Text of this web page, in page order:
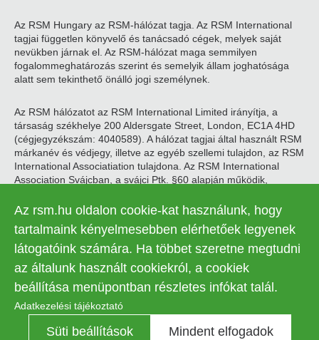
Az RSM Hungary az RSM-hálózat tagja. Az RSM International
tagjai független könyvelő és tanácsadó cégek, melyek saját
nevükben járnak el. Az RSM-hálózat maga semmilyen
fogalommeghatározás szerint és semelyik állam joghatósága
alatt sem tekinthető önálló jogi személynek.
Az RSM hálózatot az RSM International Limited irányítja, a
társaság székhelye 200 Aldersgate Street, London, EC1A 4HD
(cégjegyzékszám: 4040589). A hálózat tagjai által használt RSM
márkanév és védjegy, illetve az egyéb szellemi tulajdon, az RSM
International Associatiation tulajdona. Az RSM International
Association Svájcban, a svájci Ptk. §60 alapján működik,
© 2026 RSM Hungary Zrt. | Minden jog fenntartva
Legal
menu
Adatkezelési tájékoztató
Kapcsolat
Süti beállítások
Az rsm.hu oldalon cookie-kat használunk, hogy
tartalmaink kényelmesebben elérhetőek legyenek
látogatóink számára. Ha többet szeretne megtudni
az általunk használt cookiekról, a cookiek
beállítása menüpontban részletes infókat talál.
Adatkezelési tájékoztató
Süti beállítások Mindent elfogadok